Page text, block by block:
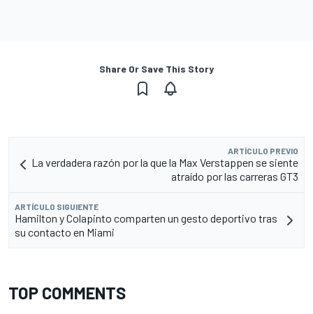
Share Or Save This Story
ARTÍCULO PREVIO
La verdadera razón por la que la Max Verstappen se siente
atraído por las carreras GT3
ARTÍCULO SIGUIENTE
Hamilton y Colapinto comparten un gesto deportivo tras
su contacto en Miami
TOP COMMENTS